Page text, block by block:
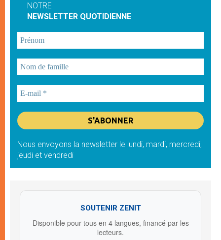
NOTRE
NEWSLETTER QUOTIDIENNE
Nous envoyons la newsletter le lundi, mardi, mercredi,
jeudi et vendredi
SOUTENIR ZENIT
Disponible pour tous en 4 langues, financé par les
lecteurs.